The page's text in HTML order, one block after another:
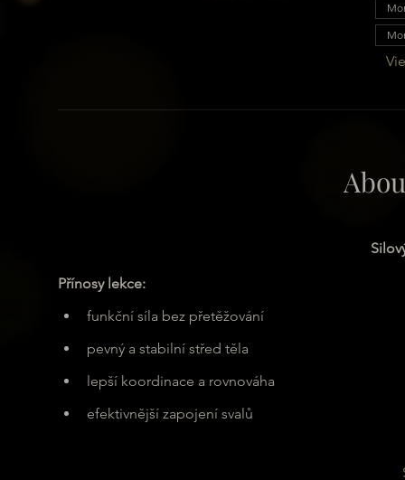
Přínosy lekce:
funkční síla bez přetěžování
pevný a stabilní střed těla
lepší koordinace a rovnováha
efektivnější zapojení svalů